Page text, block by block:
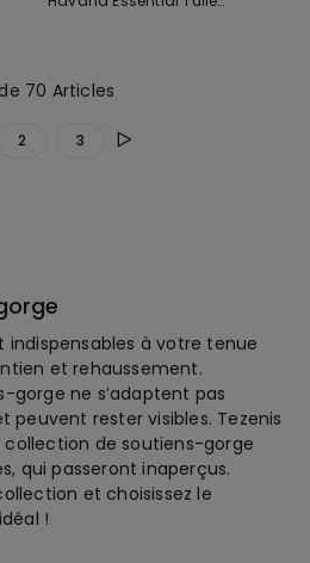
70 Articles
2 3
indispensables à votre tenue
et rehaussement.
gorge ne s’adaptent pas
peuvent rester visibles. Tezenis
de soutiens-gorge
qui passeront inaperçus.
et choisissez le
!